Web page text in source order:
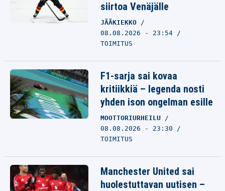
siirtoa Venäjälle
JÄÄKIEKKO
08.08.2026 - 23:54
TOIMITUS
F1-sarja sai kovaa
kritiikkiä – legenda nosti
yhden ison ongelman esille
MOOTTORIURHEILU
08.08.2026 - 23:30
TOIMITUS
Manchester United sai
huolestuttavan uutisen –